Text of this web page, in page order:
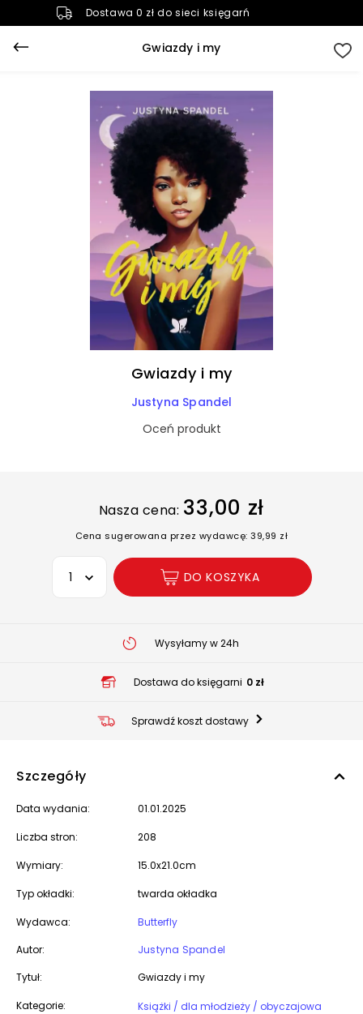
Dostawa 0 zł do sieci księgarń
Gwiazdy i my
Gwiazdy i my
Justyna Spandel
Oceń produkt
Nasza cena: 33,00 zł
Cena sugerowana przez wydawcę: 39,99 zł
Wybierz opcję
DO KOSZYKA
Wysyłamy w 24h
Dostawa do księgarni 0 zł
Sprawdź koszt dostawy
Szczegóły
Data wydania: 01.01.2025
Liczba stron: 208
Wymiary: 15.0x21.0cm
Typ okładki: twarda okładka
Wydawca:
Butterfly
Autor:
Justyna Spandel
Tytuł:
Gwiazdy i my
Kategorie: Książki / dla młodzieży / obyczajowa